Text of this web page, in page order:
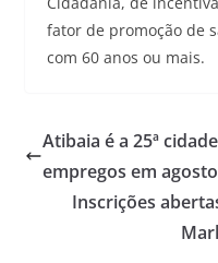
fator de promoção de
com 60 anos ou mais.
Atibaia é a 25ª
empregos em agosto
Inscrições